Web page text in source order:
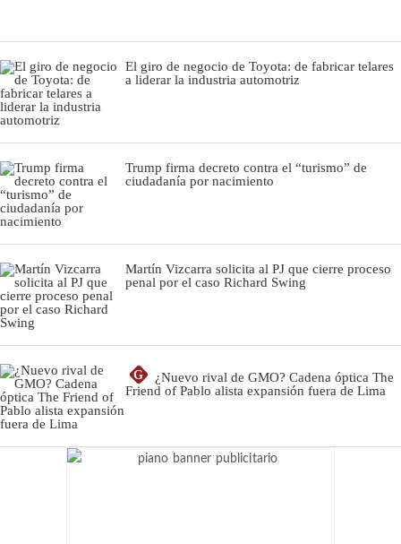
El giro de negocio de Toyota: de fabricar telares
a liderar la industria automotriz
Trump firma decreto contra el “turismo” de
ciudadanía por nacimiento
Martín Vizcarra solicita al PJ que cierre proceso
penal por el caso Richard Swing
G
¿Nuevo rival de GMO? Cadena óptica The
Friend of Pablo alista expansión fuera de Lima